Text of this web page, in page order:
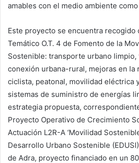
amables con el medio ambiente
Este proyecto se encuentra recogido
Temático O.T. 4 de Fomento de la
Sostenible: transporte urbano
conexión urbana-rural, mejoras en la
ciclista, peatonal, movilidad eléctrica
sistemas de suministro de energías
estrategia propuesta,
Proyecto Operativo de Crecimiento
Actuación L2R-A ‘Movilidad
Desarrollo Urbano Sostenible
de Adra, proyecto financiado en un